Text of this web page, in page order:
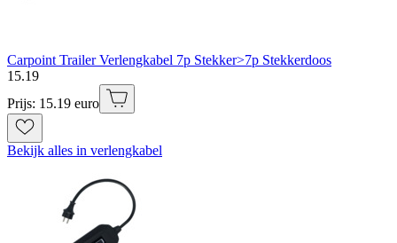
Carpoint Trailer Verlengkabel 7p Stekker>7p Stekkerdoos
15.19
Prijs: 15.19 euro
Bekijk alles in verlengkabel